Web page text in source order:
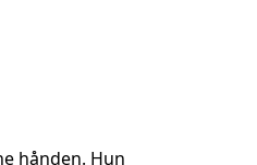
hånden. Hun